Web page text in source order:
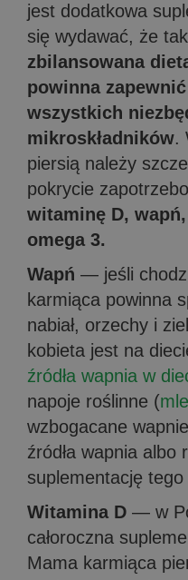
jest dodatkowa
się wydawać, że
zbilansowana
powinna
wszystkich
mikroskładników.
piersią należy
pokrycie
witaminę D,
omega 3.
Wapń — jeśli
karmiąca powinna
nabiał, orzechy i
kobieta jest na
źródła wapnia w
napoje roślinne (
wzbogacane
źródła wapnia albo
suplementację tego
Witamina D — w
całoroczna
Mama karmiąca